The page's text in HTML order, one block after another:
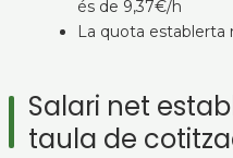
és de 9,37€/h
La quota establerta
Salari net
taula de